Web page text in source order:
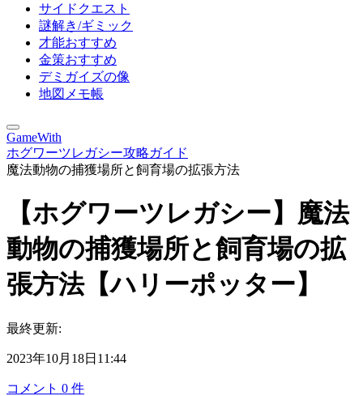
サイドクエスト
謎解き/ギミック
才能おすすめ
金策おすすめ
デミガイズの像
地図メモ帳
GameWith
ホグワーツレガシー攻略ガイド
魔法動物の捕獲場所と飼育場の拡張方法
【ホグワーツレガシー】魔法
動物の捕獲場所と飼育場の拡
張方法【ハリーポッター】
最終更新:
2023年10月18日11:44
コメント 0 件